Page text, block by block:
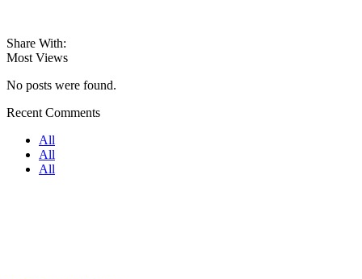
Share With:
Most Views
No posts were found.
Recent Comments
All
All
All